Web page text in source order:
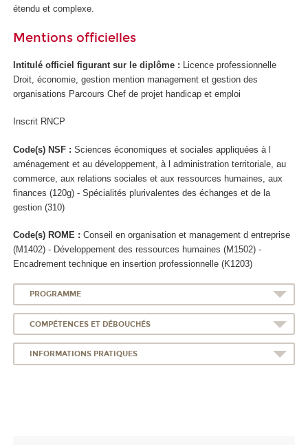
étendu et complexe.
Mentions officielles
Intitulé officiel figurant sur le diplôme : Licence professionnelle
Droit, économie, gestion mention management et gestion des
organisations Parcours Chef de projet handicap et emploi
Inscrit RNCP
Code(s) NSF : Sciences économiques et sociales appliquées à l
aménagement et au développement, à l administration territoriale, au
commerce, aux relations sociales et aux ressources humaines, aux
finances (120g) - Spécialités plurivalentes des échanges et de la
gestion (310)
Code(s) ROME : Conseil en organisation et management d entreprise
(M1402) - Développement des ressources humaines (M1502) -
Encadrement technique en insertion professionnelle (K1203)
PROGRAMME
COMPÉTENCES ET DÉBOUCHÉS
INFORMATIONS PRATIQUES